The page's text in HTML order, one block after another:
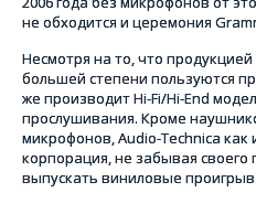
не обходится и церемония
Несмотря на то, что
большей степени пользуются
же производит Hi-Fi/Hi-End
прослушивания. Кроме
микрофонов, Audio-Technica как
корпорация, не забывая
выпускать виниловые